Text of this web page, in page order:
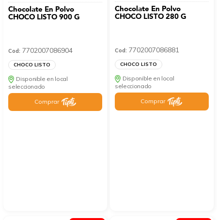
Chocolate En Polvo
CHOCO LISTO 900 G
Cod: 7702007086904
CHOCO LISTO
Disponible en local
seleccionado
Comprar
Chocolate En Polvo
CHOCO LISTO 280 G
Cod: 7702007086881
CHOCO LISTO
Disponible en local
seleccionado
Comprar